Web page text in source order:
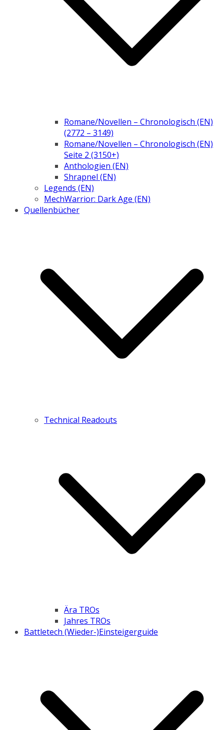
Romane/Novellen – Chronologisch (EN)
(2772 – 3149)
Romane/Novellen – Chronologisch (EN)
Seite 2 (3150+)
Anthologien (EN)
Shrapnel (EN)
Legends (EN)
MechWarrior: Dark Age (EN)
Quellenbücher
Technical Readouts
Ära TROs
Jahres TROs
Battletech (Wieder-)Einsteigerguide